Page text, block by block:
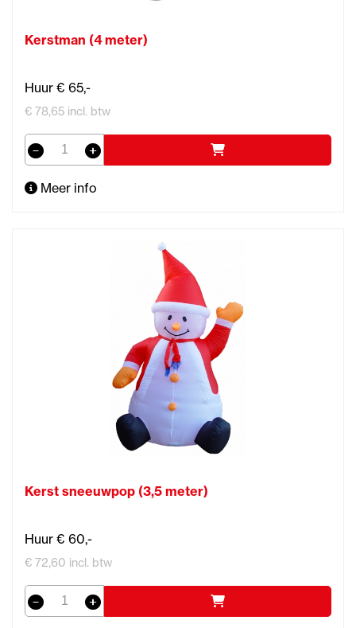
Kerstman (4 meter)
Huur € 65,-
€ 78,65 incl. btw
Meer info
Kerst sneeuwpop (3,5 meter)
Huur € 60,-
€ 72,60 incl. btw